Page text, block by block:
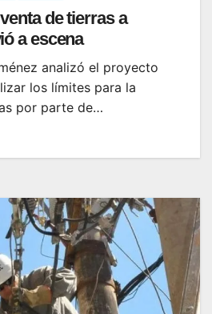
de tierras a
a escena
analizó el proyecto
los límites para la
por parte de…